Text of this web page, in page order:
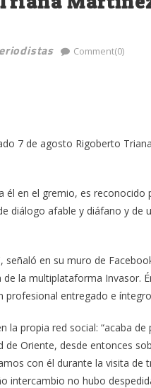
Comment(0)
7 de agosto Rigoberto
él en el gremio, es
diálogo afable y diáfano y de
señaló en su muro de
la multiplataforma Invasor.
profesional entregado e
la propia red social: “acaba
Oriente, desde entonces
con él durante la visita
intercambio no hubo